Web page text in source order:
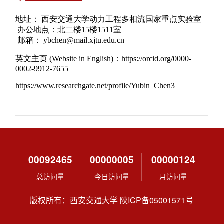
00092465
总访问量
00000005
今日访问量
00000124
月访问量
版权所有：西安交通大学 陕ICP备05001571号